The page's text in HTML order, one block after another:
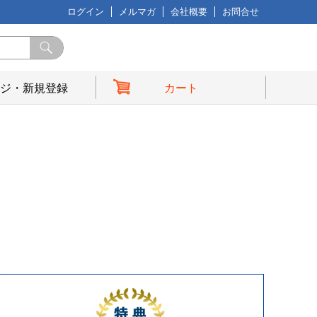
ログイン メルマガ 会社概要 お問合せ
・新規登録 カート